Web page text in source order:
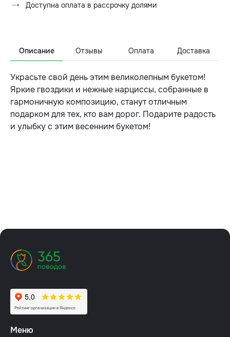
Доступна оплата в рассрочку долями
Описание Отзывы Оплата Доставка
Украсьте свой день этим великолепным букетом!
Яркие гвоздики и нежные нарциссы, собранные в
гармоничную композицию, станут отличным
подарком для тех, кто вам дорог. Подарите радость
и улыбку с этим весенним букетом!
Меню